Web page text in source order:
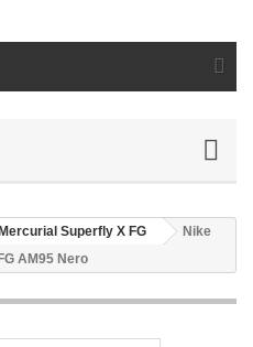
Superfly X FG
Nike
AM95 Nero